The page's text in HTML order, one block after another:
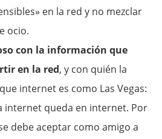
en la red y no mezclar
ocio.
con la información que
en la red, y con quién la
internet es como Las Vegas:
internet queda en internet. Por
debe aceptar como amigo a